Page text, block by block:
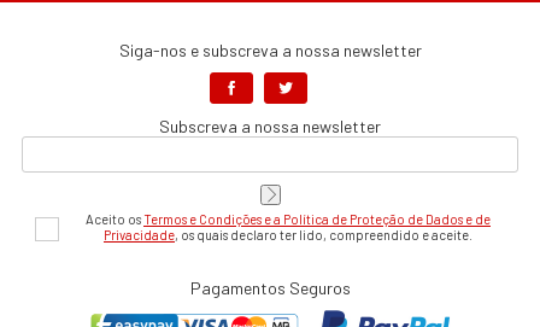
Siga-nos e subscreva a nossa newsletter
Subscreva a nossa newsletter
Aceito osTermos e Condições e a Política de Proteção de Dados e de
Privacidade, os quais declaro ter lido, compreendido e aceite.
Pagamentos Seguros